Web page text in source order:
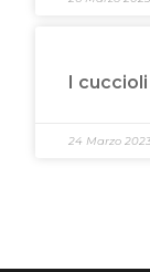
I
24 Marzo